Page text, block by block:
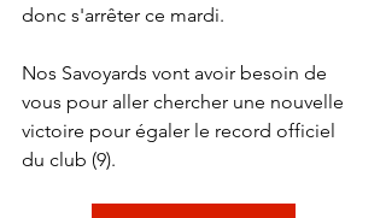
donc s'arrêter ce mardi.
Nos Savoyards vont avoir besoin de
vous pour aller chercher une nouvelle
victoire pour égaler le record officiel
du club (9).